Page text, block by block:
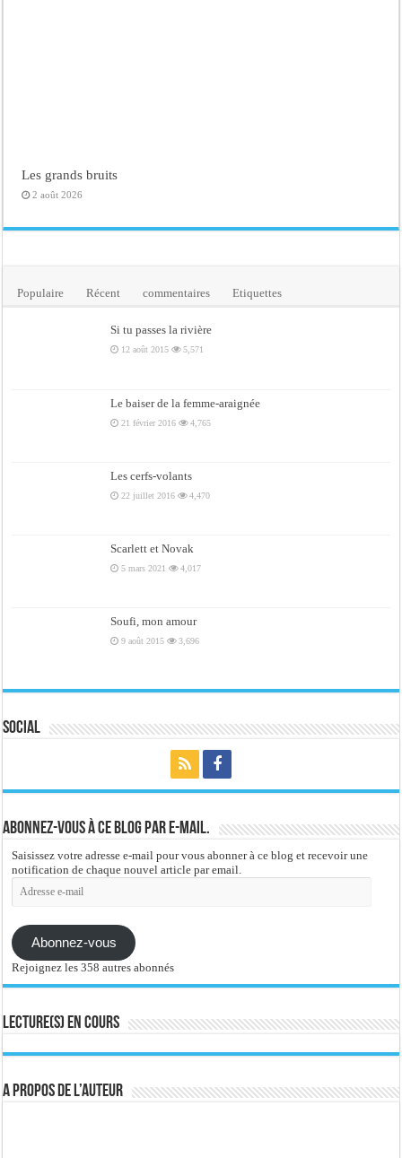
Les grands bruits
2 août 2026
Populaire Récent commentaires Etiquettes
Si tu passes la rivière
12 août 2015 5,571
Le baiser de la femme-araignée
21 février 2016 4,765
Les cerfs-volants
22 juillet 2016 4,470
Scarlett et Novak
5 mars 2021 4,017
Soufi, mon amour
9 août 2015 3,696
Social
Abonnez-vous à ce blog par e-mail.
Saisissez votre adresse e-mail pour vous abonner à ce blog et recevoir une
notification de chaque nouvel article par email.
Adresse
e-
Abonnez-vous
Rejoignez les 358 autres abonnés
Lecture(s) en cours
A propos de l’auteur